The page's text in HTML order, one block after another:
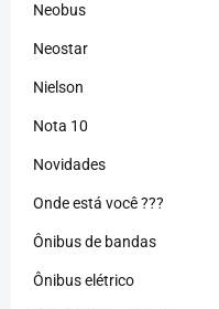
Neobus
Neostar
Nielson
Nota 10
Novidades
Onde está você ???
Ônibus de bandas
Ônibus elétrico